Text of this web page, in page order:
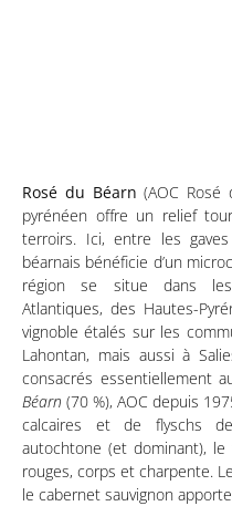
Rosé du Béarn (AOC
pyrénéen offre un relief
terroirs. Ici, entre les
béarnais bénéficie d’un
région se situe dans les
Atlantiques, des Hautes-
vignoble étalés sur les
Lahontan, mais aussi à
consacrés essentiellement
Béarn (70 %), AOC depuis
calcaires et de flyschs
autochtone (et dominant),
rouges, corps et charpente.
le cabernet sauvignon